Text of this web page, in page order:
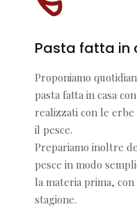
Pasta fatta in
Proponiamo
pasta fatta in casa
realizzati con le
il pesce.
Prepariamo inoltre
pesce in modo
la materia prima,
stagione.